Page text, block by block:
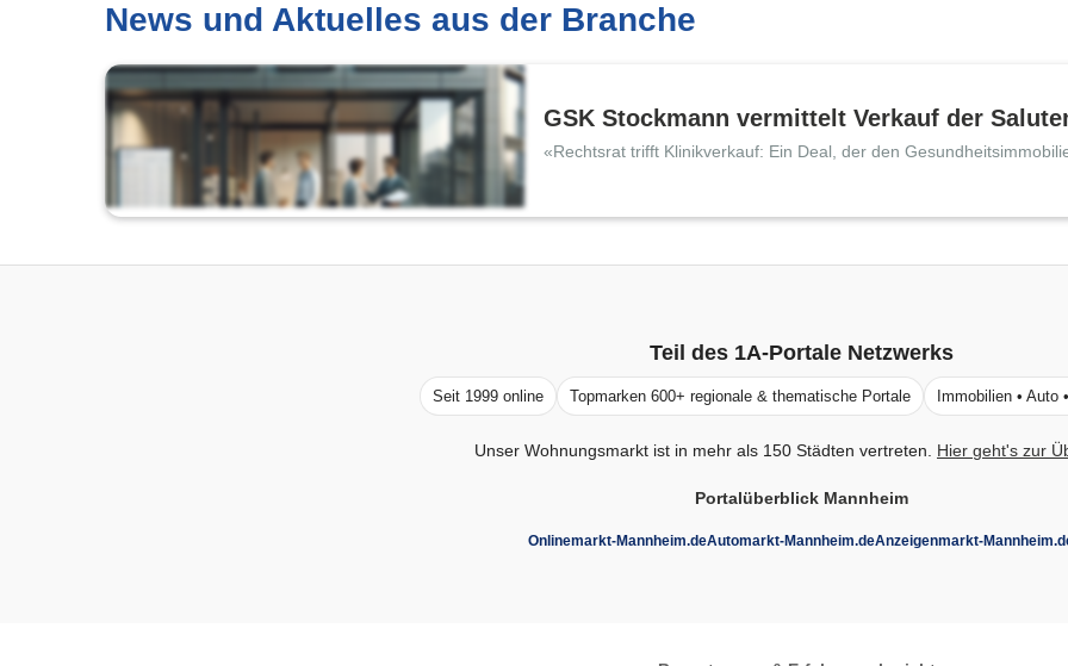
News und Aktuelles aus der Branche
GSK Stockmann vermittelt Verkauf der
Life Asset Managers
«Rechtsrat trifft Klinikverkauf: Ein Deal, der den
Teil des 1A-PortaleNetzwerks
Seit 1999 online Topmarken 600+ regionale & thematische Portale Immobilien • Auto
Unser Wohnungsmarkt ist in mehr als 150 Städten vertreten. Hier geht's zur
Portalüberblick Mannheim
Onlinemarkt-Mannheim.deAutomarkt-Mannheim.deAnzeigenmarkt-